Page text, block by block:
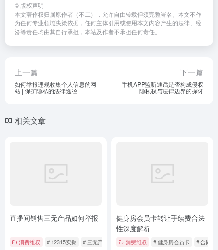
© 版权声明
本文著作权归属原作者（不二），允许自由转载但须完整署名。本文不作
为任何专业领域决策依据，任何主体引用或使用本文内容产生的法律、经
济等责任均由其自行承担，本站及作者不承担任何责任。
上一篇
如何举报违规收集个人信息的网
站 | 保护隐私的法律途径
下一篇
手机APP监听通话是否构成侵权
| 隐私权与法律边界的探讨
相关文章
直播间销售三无产品如何举报
消费维权 # 12315实操 # 三无产品举报 # 消费者权益
健身房会员卡转让手续费合法
性深度解析
消费维权 # 健身房会员卡 # 合同法